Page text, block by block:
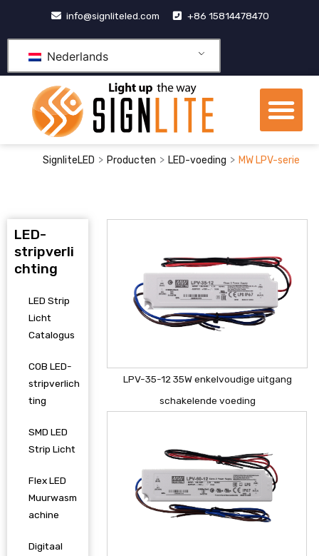
inhoud
info@signliteled.com +86 15814478470
Nederlands
SignliteLED > Producten > LED-voeding > MW LPV-serie
LED-
stripverli
chting
LED Strip
Licht
Catalogus
COB LED-
stripverlich
ting
SMD LED
Strip Licht
Flex LED
Muurwasm
achine
Digitaal
LPV-35-12 35W enkelvoudige uitgang
schakelende voeding